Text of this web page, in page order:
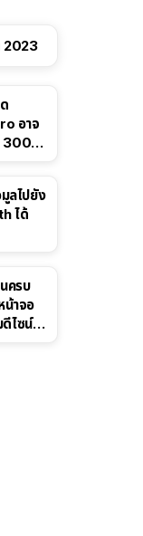
2023
อาจ
300
ลไปยัง
ได้
ครบ
น้าจอ
ไซน์ไร้